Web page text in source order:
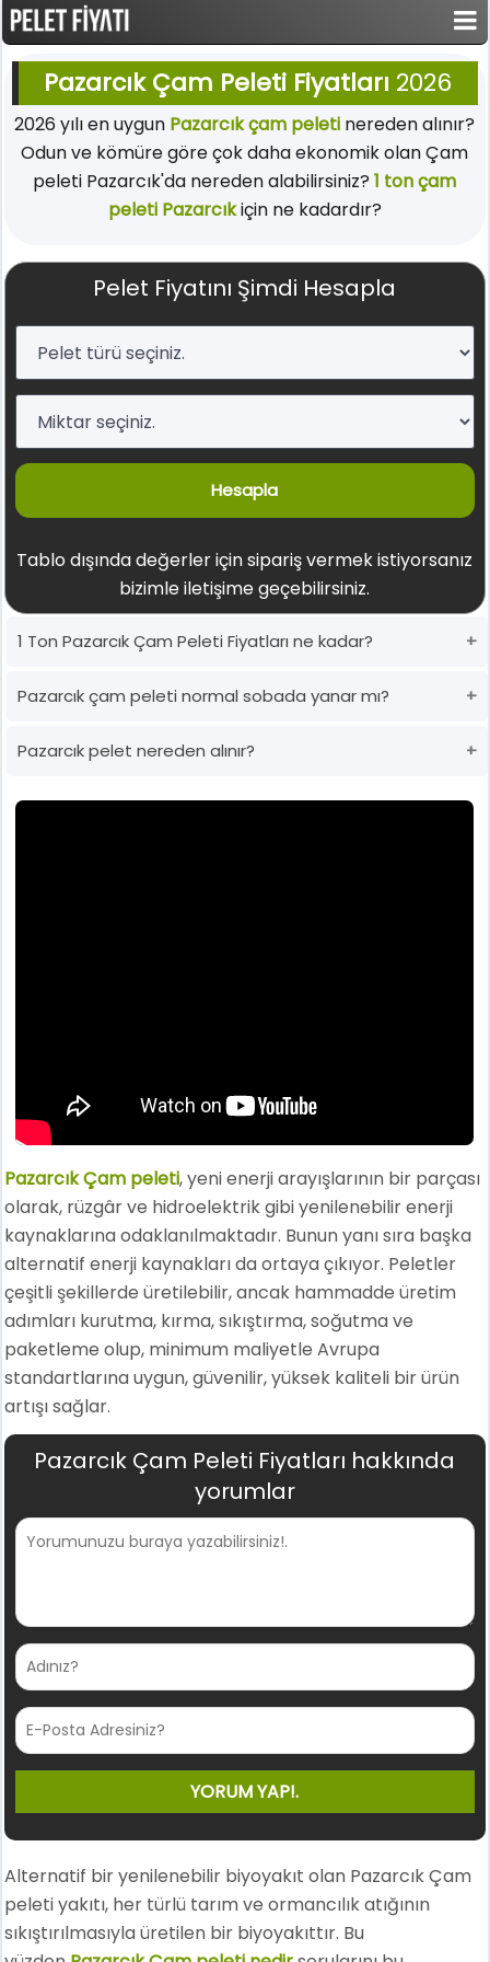
Pazarcık Çam Peleti Fiyatları 2026
2026 yılı en uygun Pazarcık çam peleti nereden alınır?
Odun ve kömüre göre çok daha ekonomik olan Çam
peleti Pazarcık'da nereden alabilirsiniz?1 ton çam
peleti Pazarcıkiçin ne kadardır?
Pelet Fiyatını Şimdi Hesapla
Hesapla
Tablo dışında değerler için sipariş vermek istiyorsanız
bizimle iletişime geçebilirsiniz.
1 Ton Pazarcık Çam Peleti Fiyatları ne kadar?
Pazarcık çam peleti normal sobada yanar mı?
Pazarcık pelet nereden alınır?
Pazarcık Çam peleti, yeni enerji arayışlarının bir parçası
olarak, rüzgâr ve hidroelektrik gibi yenilenebilir enerji
kaynaklarına odaklanılmaktadır. Bunun yanı sıra başka
alternatif enerji kaynakları da ortaya çıkıyor. Peletler
çeşitli şekillerde üretilebilir, ancak hammadde üretim
adımları kurutma, kırma, sıkıştırma, soğutma ve
paketleme olup, minimum maliyetle Avrupa
standartlarına uygun, güvenilir, yüksek kaliteli bir ürün
artışı sağlar.
Pazarcık Çam Peleti Fiyatları hakkında
yorumlar
Alternatif bir yenilenebilir biyoyakıt olan Pazarcık Çam
peleti yakıtı, her türlü tarım ve ormancılık atığının
sıkıştırılmasıyla üretilen bir biyoyakıttır. Bu